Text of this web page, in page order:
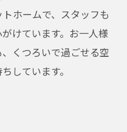
ホームで、スタッフも
けています。お一人様
くつろいで過ごせる空
しています。